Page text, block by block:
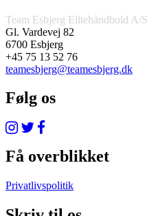
Team Esbjerg Elitehåndbold A/S
Gl. Vardevej 82
6700 Esbjerg
+45 75 13 52 76
teamesbjerg@teamesbjerg.dk
Følg os
Få overblikket
Privatlivspolitik